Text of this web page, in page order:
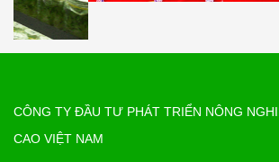
CÔNG TY ĐẦU TƯ PHÁT TRIỂN NÔNG
CAO VIỆT NAM